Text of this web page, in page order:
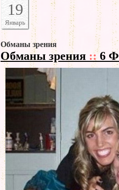
19
Январь
Обманы зрения
Обманы зрения ::6